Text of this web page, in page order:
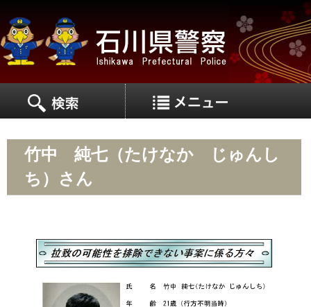
竹中 純七（たけなか じゅんし
ち）さん